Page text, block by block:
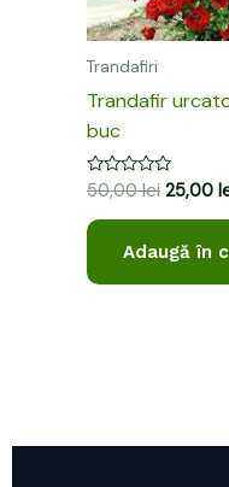
Trandafiri
Trandafir
buc
Evaluat
0
din
50,00lei 25,00
Adaugă în